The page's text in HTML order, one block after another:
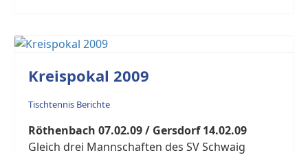
Kreispokal 2009
Tischtennis Berichte
Röthenbach 07.02.09 / Gersdorf 14.02.09
Gleich drei Mannschaften des SV Schwaig